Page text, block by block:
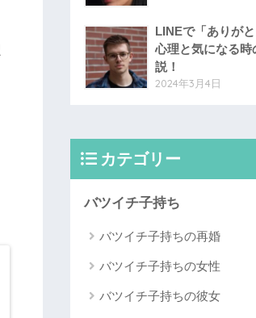
LINEで「ありが
心理と気になる
説！
2024年3月4日
カテゴリー
バツイチ子持ち
バツイチ子持ちの再婚
バツイチ子持ちの女性
バツイチ子持ちの彼女